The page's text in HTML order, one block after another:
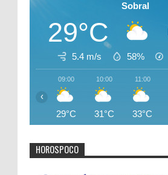
Sobral
29°C
5.4 m/s 58%
09:00
29°C
10:00
31°C
11:00
33°C
‹
HOROSPOCO